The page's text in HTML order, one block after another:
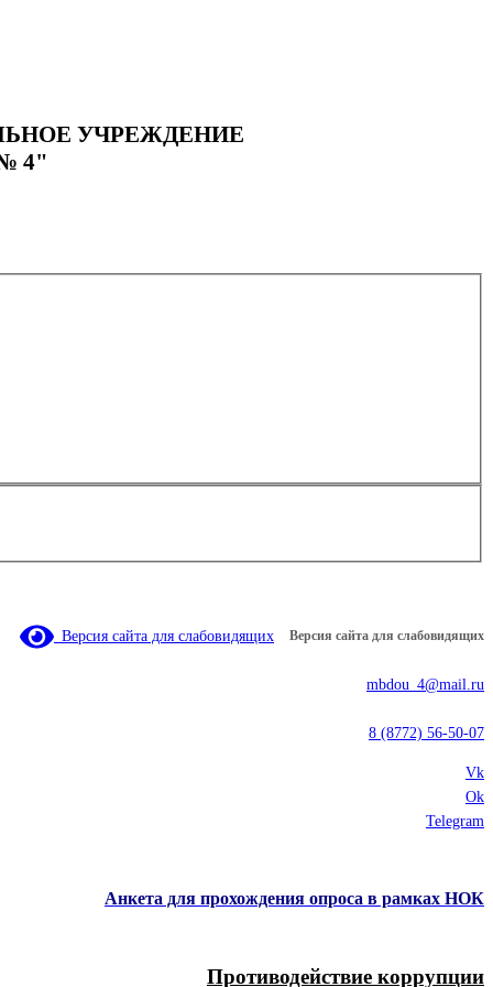
УЧРЕЖДЕНИЕ
4"
Версия сайта для слабовидящих Версия сайта для слабовидящих
mbdou_4@mail.ru
8 (8772) 56-50-07
Vk
Ok
Telegram
Анкета для прохождения опроса в рамках НОК
Противодействие коррупции